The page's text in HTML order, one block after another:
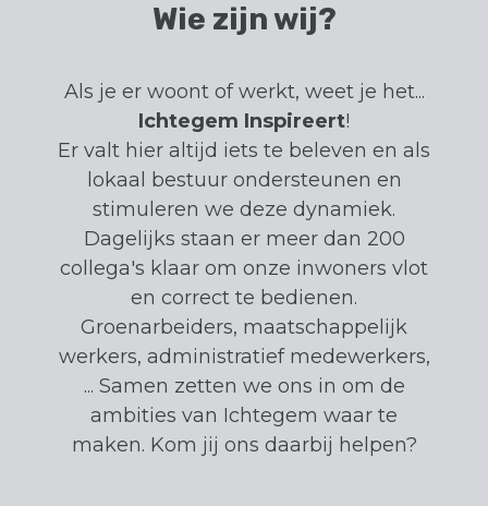
Wie zijn wij?
Als je er woont of werkt, weet je het...
Ichtegem Inspireert!
Er valt hier altijd iets te beleven en als
lokaal bestuur ondersteunen en
stimuleren we deze dynamiek.
Dagelijks staan er meer dan 200
collega's klaar om onze inwoners vlot
en correct te bedienen.
Groenarbeiders, maatschappelijk
werkers, administratief medewerkers,
... Samen zetten we ons in om de
ambities van Ichtegem waar te
maken. Kom jij ons daarbij helpen?